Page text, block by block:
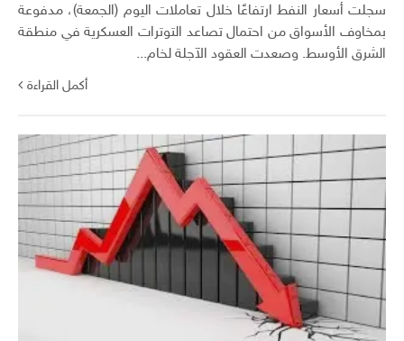
سجلت أسعار النفط ارتفاعًا خلال تعاملات اليوم (الجمعة)، مدفوعة
بمخاوف الأسواق من احتمال تصاعد التوترات العسكرية في منطقة
الشرق الأوسط. وصعدت العقود الآجلة لخام...
أكمل القراءة